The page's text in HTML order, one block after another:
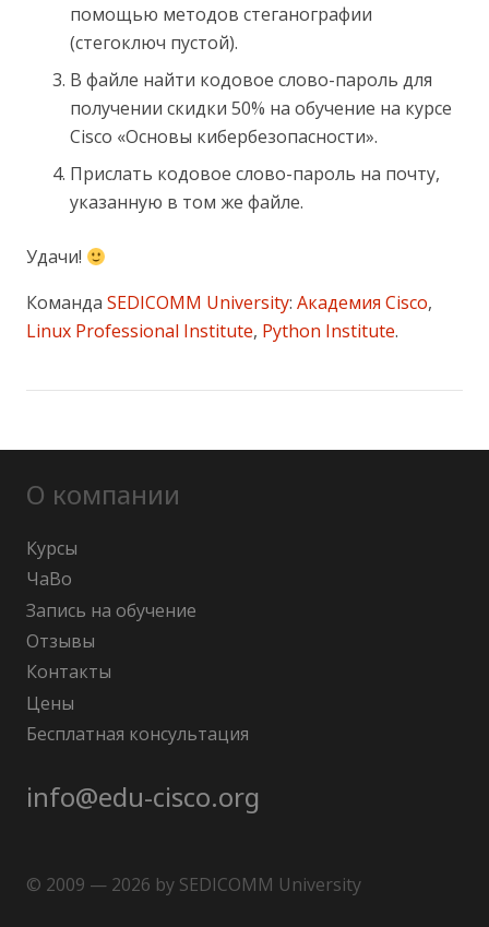
помощью методов стеганографии
(стегоключ пустой).
В файле найти кодовое слово-пароль для
получении скидки 50% на обучение на курсе
Cisco «Основы кибербезопасности».
Прислать кодовое слово-пароль на почту,
указанную в том же файле.
Удачи!
Команда SEDICOMM University: Академия Cisco,
Linux Professional Institute, Python Institute.
О компании
Курсы
ЧаВо
Запись на обучение
Отзывы
Контакты
Цены
Бесплатная консультация
info@edu-cisco.org
© 2009 — 2026 by SEDICOMM University